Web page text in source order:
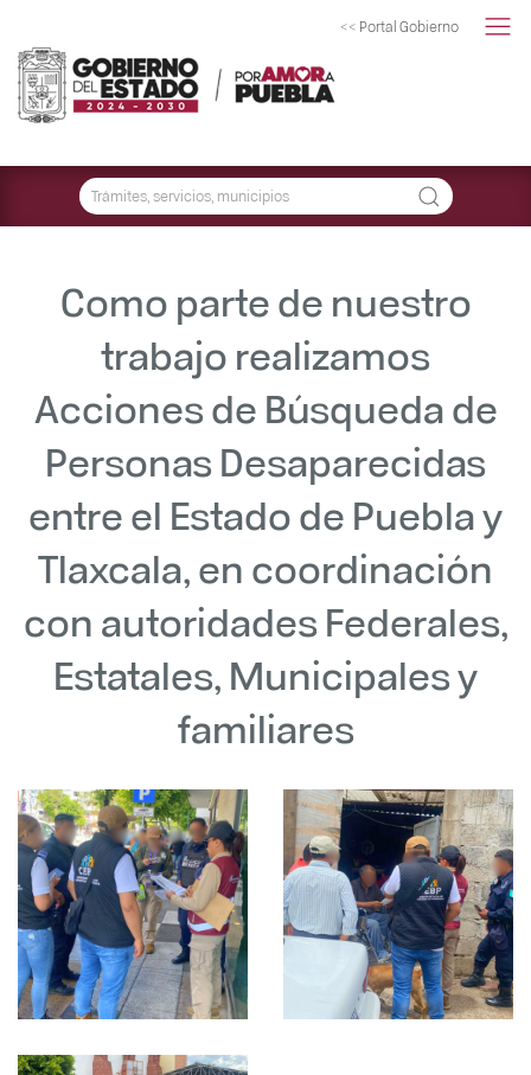
<< Portal Gobierno
Como parte de nuestro
trabajo realizamos
Acciones de Búsqueda de
Personas Desaparecidas
entre el Estado de Puebla y
Tlaxcala, en coordinación
con autoridades Federales,
Estatales, Municipales y
familiares